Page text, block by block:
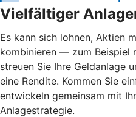
Vielfältiger
Es kann sich lohnen, Aktien
kombinieren — zum Beispiel
streuen Sie Ihre Geldanlage
eine Rendite. Kommen Sie
entwickeln gemeinsam mit
Anlagestrategie.